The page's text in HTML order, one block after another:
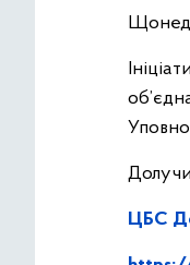
ЦБС